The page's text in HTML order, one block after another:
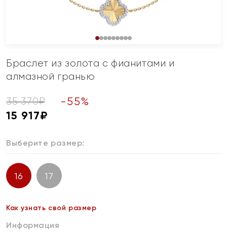
Браслет из золота с фианитами и
алмазной гранью
35 370₽ -55%
15 917₽
Выберите размер:
16 17
Как узнать свой размер
Информация